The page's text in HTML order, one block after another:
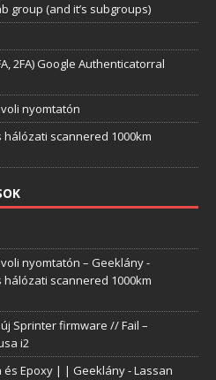
group (and it’s subgroups)
2FA) Google Authenticatorral
nyomtatón
scannered 1000km
nyomtatón – Geeklány-
scannered 1000km
Sprinter firmware // Fail –
i2
és Epoxy | | Geeklány-Lassan